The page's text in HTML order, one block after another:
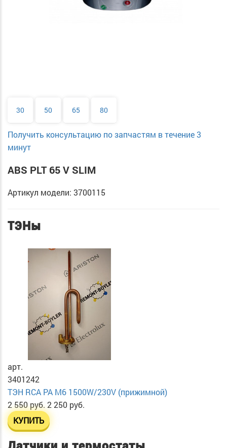
30 50 65 80
Получить консультацию по запчастям в течение 3
минут
ABS PLT 65 V SLIM
Артикул модели: 3700115
ТЭНы
арт.
3401242
ТЭН RСА PA М6 1500W/230V (прижимной)
2 550 руб. 2 250 руб.
КУПИТЬ